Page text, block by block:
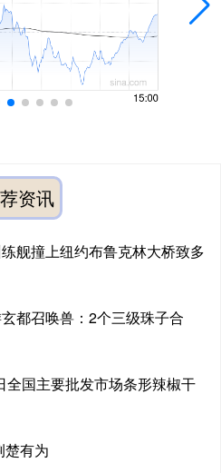
资讯
舰撞上纽约布鲁克林大桥致多
都召唤兽：2个三级珠子合
全国主要批发市场条形辣椒干
楚有为